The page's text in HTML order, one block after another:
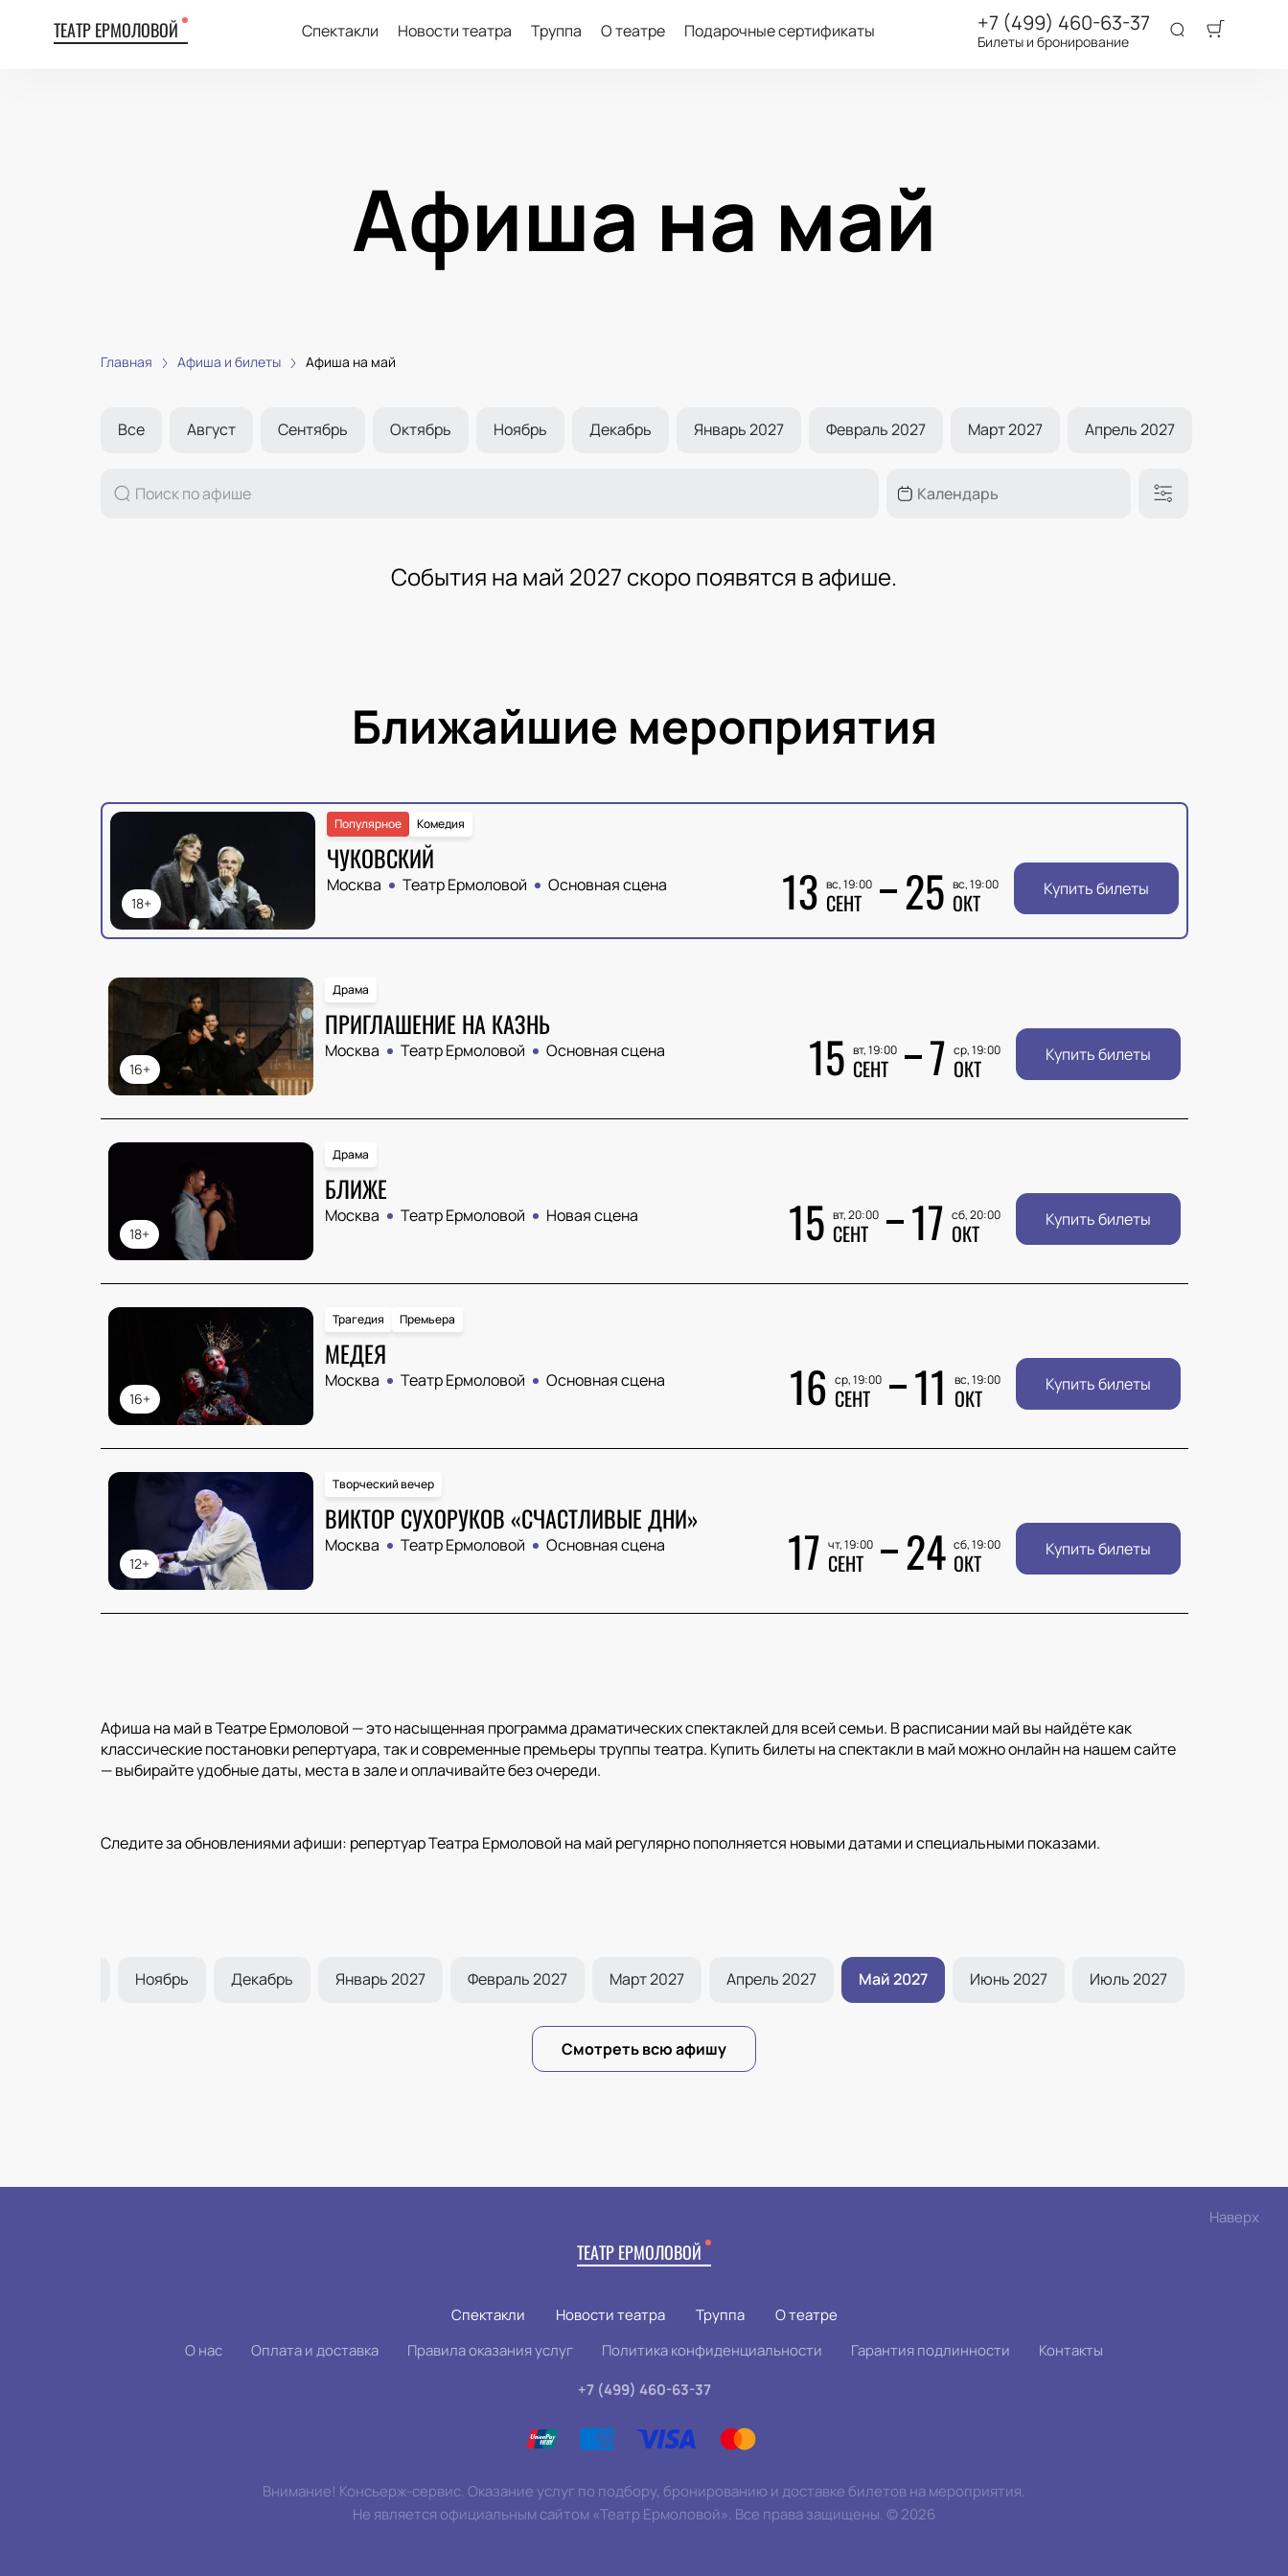
ТЕАТР ЕРМОЛОВОЙ Спектакли Новости театра Труппа О театре Подарочные сертификаты +7 (499) 460-63-37
Билеты и бронирование
Афиша на май
Главная Афиша и билеты Афиша на май
Все Август Сентябрь Октябрь Ноябрь Декабрь Январь 2027 Февраль 2027 Март 2027 Апрель 2027
События на май 2027 скоро появятся в афише.
Ближайшие мероприятия
18+
Комедия
Популярное
ЧУКОВСКИЙ
Москва Театр Ермоловой Основная сцена 13 вс, 19:00
СЕНТ 25 вс, 19:00
ОКТ Купить билеты
16+
Драма
ПРИГЛАШЕНИЕ НА КАЗНЬ
Москва Театр Ермоловой Основная сцена 15 вт, 19:00
СЕНТ 7 ср, 19:00
ОКТ Купить билеты
18+
Драма
БЛИЖЕ
Москва Театр Ермоловой Новая сцена 15 вт, 20:00
СЕНТ 17 сб, 20:00
ОКТ Купить билеты
16+
Трагедия Премьера
МЕДЕЯ
Москва Театр Ермоловой Основная сцена 16 ср, 19:00
СЕНТ 11 вс, 19:00
ОКТ Купить билеты
12+
Творческий вечер
ВИКТОР СУХОРУКОВ «СЧАСТЛИВЫЕ ДНИ»
Москва Театр Ермоловой Основная сцена 17 чт, 19:00
СЕНТ 24 сб, 19:00
ОКТ Купить билеты
Афиша на май в Театре Ермоловой — это насыщенная программа драматических спектаклей для всей семьи. В расписании май вы найдёте как
классические постановки репертуара, так и современные премьеры труппы театра. Купить билеты на спектакли в май можно онлайн на нашем сайте
— выбирайте удобные даты, места в зале и оплачивайте без очереди.
Следите за обновлениями афиши: репертуар Театра Ермоловой на май регулярно пополняется новыми датами и специальными показами.
Ноябрь Декабрь Январь 2027 Февраль 2027 Март 2027 Апрель 2027 Май 2027 Июнь 2027 Июль 2027
Смотреть всю афишу
Наверх
ТЕАТР ЕРМОЛОВОЙ
Спектакли Новости театра Труппа
О театре
О нас
Оплата и доставка Правила оказания услуг Политика конфиденциальности Гарантия подлинности
Контакты
+7 (499) 460-63-37
Внимание! Консьерж-сервис. Оказание услуг по подбору, бронированию и доставке билетов на мероприятия.
Не является официальным сайтом «Театр Ермоловой». Все права защищены.©2026